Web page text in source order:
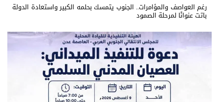
رغم العواصف والمؤامرات.. الجنوب يتمسك بحلمه الكبير واستعادة الدولة
باتت عنوانًا لمرحلة الصمود